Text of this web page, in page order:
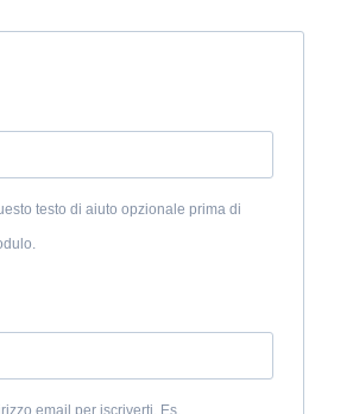
testo di aiuto opzionale prima di
email per iscriverti. Es.